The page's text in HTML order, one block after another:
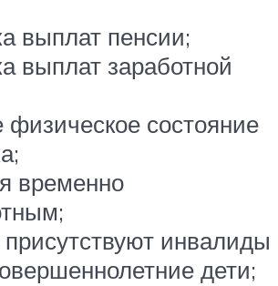
выплат пенсии;
выплат заработной
физическое состояние
временно
инвалиды
дети;